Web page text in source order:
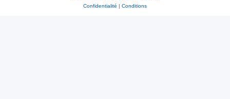
Confidentialité | Conditions